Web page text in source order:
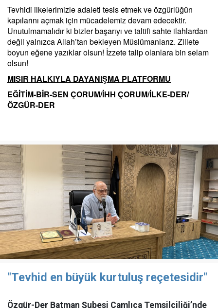
Tevhidi ilkelerimizle adaleti tesis etmek ve özgürlüğün
kapılarını açmak için mücadelemiz devam edecektir.
Unutulmamalıdır ki bizler başarıyı ve taltifi sahte ilahlardan
değil yalnızca Allah’tan bekleyen Müslümanlarız. Zillete
boyun eğene yazıklar olsun! İzzete talip olanlara bin selam
olsun!
MISIR HALKIYLA DAYANIŞMA PLATFORMU
EĞİTİM-BİR-SEN ÇORUM/İHH ÇORUM/İLKE-DER/
ÖZGÜR-DER
"Tevhid en büyük kurtuluş reçetesidir"
Özgür-Der Batman Şubesi Çamlıca Temsilciliği’nde